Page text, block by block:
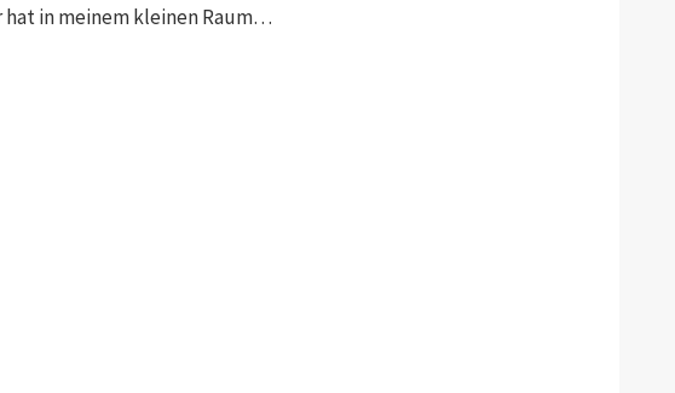
hat in meinem kleinen Raum…